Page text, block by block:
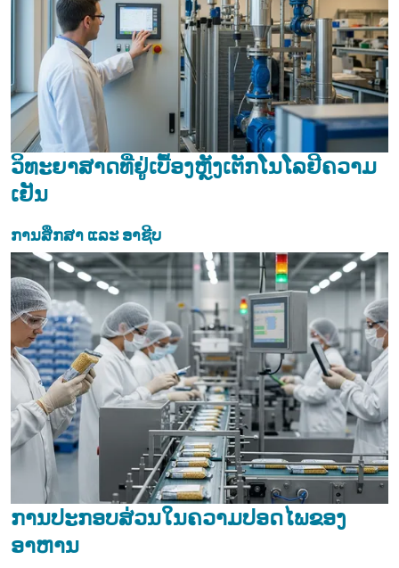
ວິທະຍາສາດທີ່ຢູ່ເບື້ອງຫຼັງເຕັກໂນໂລຢີຄວາມ
ເຢັນ
ການສຶກສາ ແລະ ອາຊີບ
ການປະກອບສ່ວນໃນຄວາມປອດໄພຂອງ
ອາຫານ